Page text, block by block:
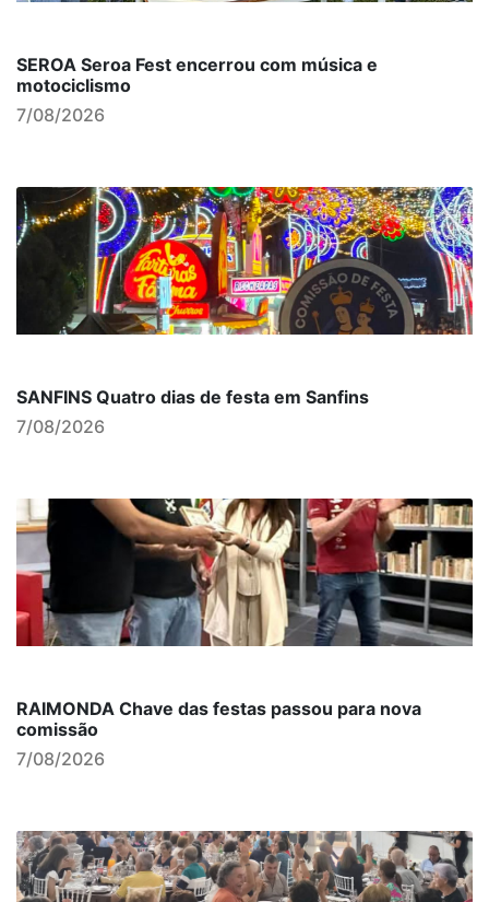
SEROA Seroa Fest encerrou com música e
motociclismo
7/08/2026
SANFINS Quatro dias de festa em Sanfins
7/08/2026
RAIMONDA Chave das festas passou para nova
comissão
7/08/2026